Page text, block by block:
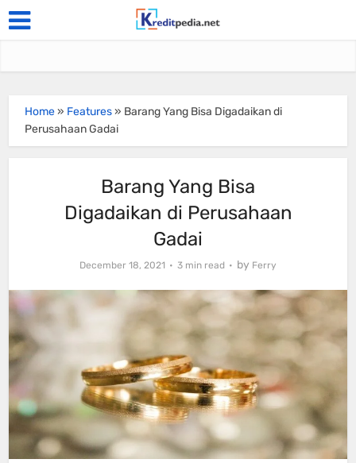
Home» Features» Barang Yang Bisa Digadaikan di
Perusahaan Gadai
Barang Yang Bisa
Digadaikan di Perusahaan
Gadai
December 18, 2021 3 min read by Ferry